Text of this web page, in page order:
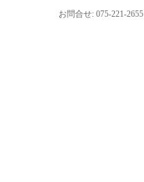
お問合せ: 075-221-2655